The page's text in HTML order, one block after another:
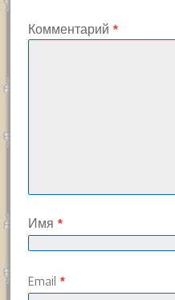
Комментарий *
Имя *
Email *